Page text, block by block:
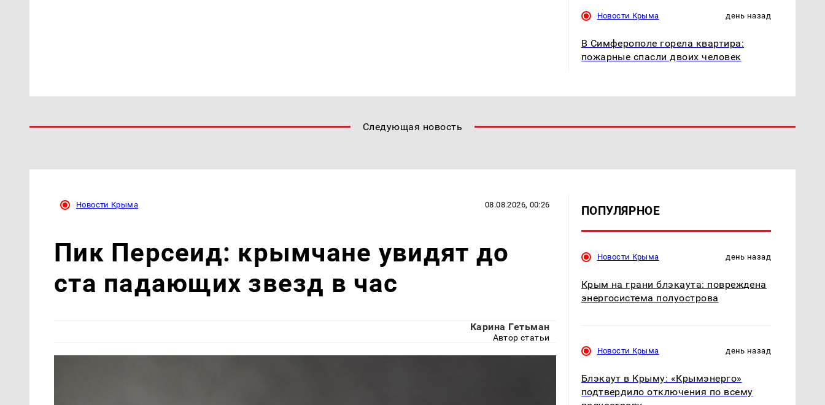
Новости Крыма день назад
В Симферополе горела квартира:
пожарные спасли двоих человек
Следующая новость
Новости Крыма 08.08.2026, 00:26
Пик Персеид: крымчане увидят до
ста падающих звезд в час
Карина Гетьман
Автор статьи
ПОПУЛЯРНОЕ
Новости Крыма день назад
Крым на грани блэкаута: повреждена
энергосистема полуострова
Новости Крыма день назад
Блэкаут в Крыму: «Крымэнерго»
подтвердило отключения по всему